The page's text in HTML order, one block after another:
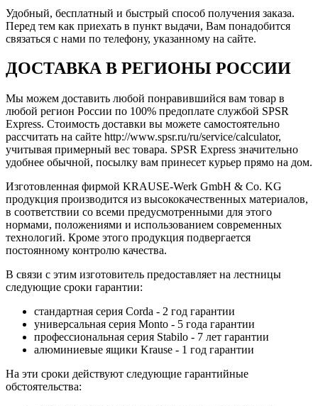
Удобный, бесплатный и быстрый способ получения заказа.
Перед тем как приехать в пункт выдачи, Вам понадобится
связаться с нами по телефону, указанному на сайте.
ДОСТАВКА В РЕГИОНЫ РОССИИ
Мы можем доставить любой понравившийся вам товар в
любой регион России по 100% предоплате службой SPSR
Express. Стоимость доставки вы можете самостоятельно
рассчитать на сайте http://www.spsr.ru/ru/service/calculator,
учитывая примерный вес товара. SPSR Express значительно
удобнее обычной, посылку вам принесет курьер прямо на дом.
Изготовленная фирмой KRAUSE-Werk GmbH & Со. KG
продукция производится из высококачественных материалов,
в соответствии со всеми предусмотренными для этого
нормами, положениями и использованием современных
технологий. Кроме этого продукция подвергается
постоянному контролю качества.
В связи с этим изготовитель предоставляет на лестницы
следующие сроки гарантии:
стандартная серия Corda - 2 год гарантии
универсальная серия Monto - 5 года гарантии
профессиональная серия Stabilo - 7 лет гарантии
алюминиевые ящики Krause - 1 год гарантии
На эти сроки действуют следующие гарантийные
обстоятельства: